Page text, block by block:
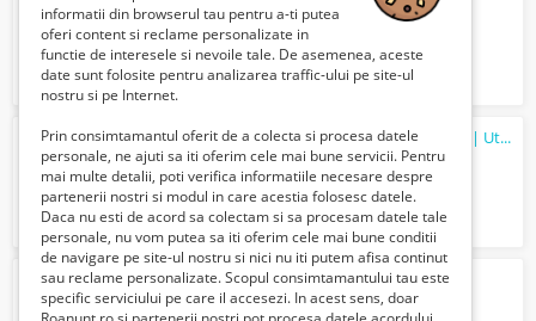
50 Lei
Apartament 2 camere | Balcon | Mobilat | Utilat | Parcare | Rahova
84900 Euro €
Angajam SOFER Constanta Nord
1265 Lei
informatii din browserul tau pentru a-ti putea
oferi content si reclame personalizate in
functie de interesele si nevoile tale. De asemenea, aceste
date sunt folosite pentru analizarea traffic-ului pe site-ul
nostru si pe Internet.
Prin consimtamantul oferit de a colecta si procesa datele
personale, ne ajuti sa iti oferim cele mai bune servicii. Pentru
mai multe detalii, poti verifica informatiile necesare despre
partenerii nostri si modul in care acestia folosesc datele.
Daca nu esti de acord sa colectam si sa procesam datele tale
personale, nu vom putea sa iti oferim cele mai bune conditii
de navigare pe site-ul nostru si nici nu iti putem afisa continut
sau reclame personalizate. Scopul consimtamantului tau este
specific serviciului pe care il accesezi. In acest sens, doar